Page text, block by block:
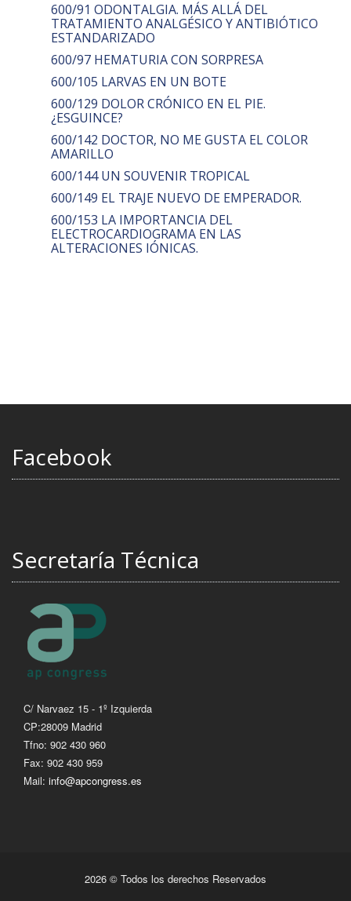
600/91 ODONTALGIA. MÁS ALLÁ DEL
TRATAMIENTO ANALGÉSICO Y ANTIBIÓTICO
ESTANDARIZADO
600/97 HEMATURIA CON SORPRESA
600/105 LARVAS EN UN BOTE
600/129 DOLOR CRÓNICO EN EL PIE.
¿ESGUINCE?
600/142 DOCTOR, NO ME GUSTA EL COLOR
AMARILLO
600/144 UN SOUVENIR TROPICAL
600/149 EL TRAJE NUEVO DE EMPERADOR.
600/153 LA IMPORTANCIA DEL
ELECTROCARDIOGRAMA EN LAS
ALTERACIONES IÓNICAS.
Facebook
Secretaría Técnica
C/ Narvaez 15 - 1º Izquierda
CP:28009 Madrid
Tfno: 902 430 960
Fax: 902 430 959
Mail: info@apcongress.es
2026 © Todos los derechos Reservados